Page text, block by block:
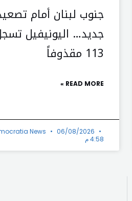
جنوب لبنان أمام
جديد… اليونيفيل
113 مقذوفاً
READ MORE »
News
06/08/2026
4:58 م